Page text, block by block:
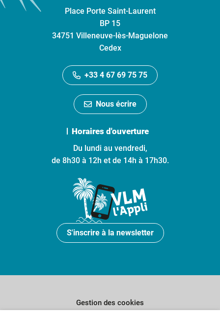
Place Porte Saint-Laurent
BP 15
34751 Villeneuve-lès-Maguelone
Cedex
+33 4 67 69 75 75
Nous écrire
Horaires d'ouverture
Du lundi au vendredi,
de 8h30 à 12h et de 14h à 17h30.
S'inscrire à la newsletter
Gestion des cookies